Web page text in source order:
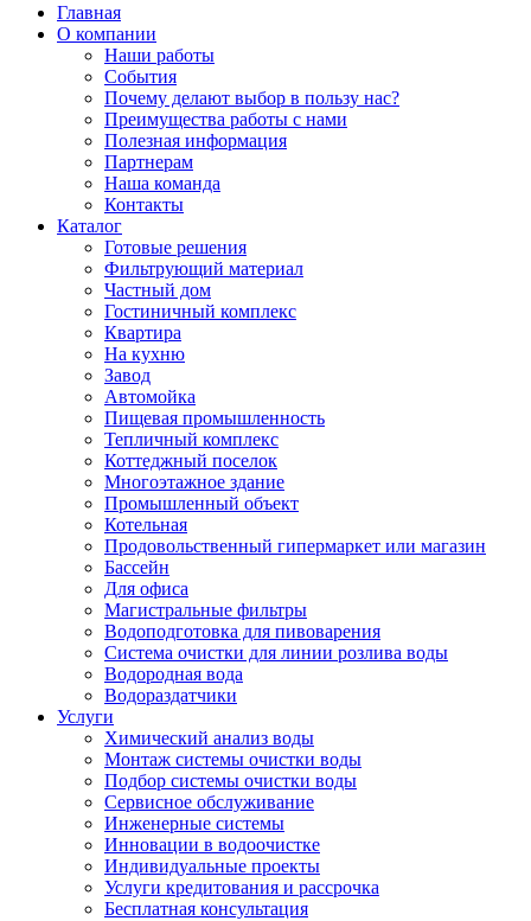
Главная
О компании
Наши работы
События
Почему делают выбор в пользу нас?
Преимущества работы с нами
Полезная информация
Партнерам
Наша команда
Контакты
Каталог
Готовые решения
Фильтрующий материал
Частный дом
Гостиничный комплекс
Квартира
На кухню
Завод
Автомойка
Пищевая промышленность
Тепличный комплекс
Коттеджный поселок
Многоэтажное здание
Промышленный объект
Котельная
Продовольственный гипермаркет или магазин
Бассейн
Для офиса
Магистральные фильтры
Водоподготовка для пивоварения
Система очистки для линии розлива воды
Водородная вода
Водораздатчики
Услуги
Химический анализ воды
Монтаж системы очистки воды
Подбор системы очистки воды
Сервисное обслуживание
Инженерные системы
Инновации в водоочистке
Индивидуальные проекты
Услуги кредитования и рассрочка
Бесплатная консультация